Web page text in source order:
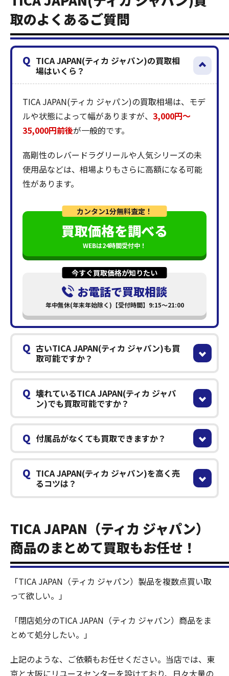
取のよくあるご質問
Q TICA JAPAN(ティカ ジャパン)の買取相
場はいくら？
TICA JAPAN(ティカ ジャパン)の買取相場は、モデ
ルや状態によって幅がありますが、 3,000円〜
35,000円前後が一般的です。
高剛性のレバードラグリールや人気シリーズの未
使用品などは、相場よりもさらに高額になる可能
性があります。
カンタン1分無料査定！
買取価格を調べる
WEBは24時間受付中！
今すぐ買取価格が知りたい
お電話で買取相談
年中無休(年末年始除く)【受付時間】9:15～21:00
Q 古いTICA JAPAN(ティカ ジャパン)も買
取可能ですか？
Q 壊れているTICA JAPAN(ティカ ジャパ
ン)でも買取可能ですか？
Q 付属品がなくても買取できますか？
Q TICA JAPAN(ティカ ジャパン)を高く売
るコツは？
TICA JAPAN（ティカ ジャパン）
商品のまとめて買取もお任せ！
「TICA JAPAN（ティカ ジャパン）製品を複数点買い取
って欲しい。」
「閉店処分のTICA JAPAN（ティカ ジャパン）商品をま
とめて処分したい。」
上記のような、ご依頼もお任せください。当店では、東
京と大阪にリユースセンターを設けており、日々大量の